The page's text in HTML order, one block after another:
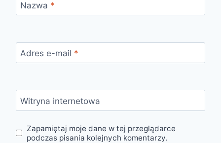
Nazwa *
Adres e-mail *
Witryna internetowa
Zapamiętaj moje dane w tej przeglądarce
podczas pisania kolejnych komentarzy.